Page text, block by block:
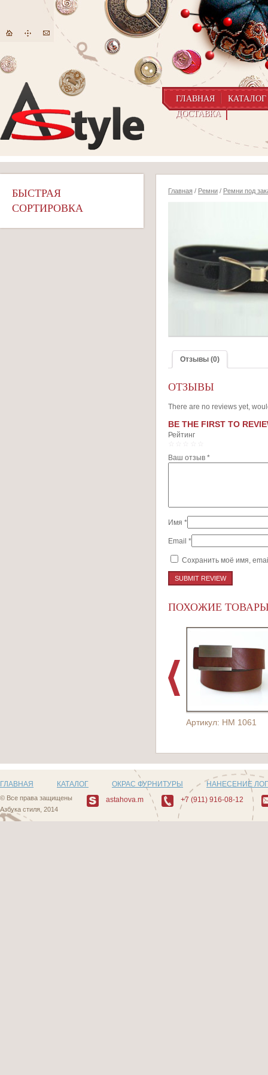
ГЛАВНАЯ
КАТАЛОГ
ДОСТАВКА
БЫСТРАЯ
СОРТИРОВКА
Главная / Ремни / Ремни под
Отзывы (0)
ОТЗЫВЫ
There are no reviews yet,
BE THE FIRST TO
Рейтинг
Ваш отзыв *
Имя *
Email *
Сохранить моё имя,
ПОХОЖИЕ
Артикул: HM 1061
ГЛАВНАЯ КАТАЛОГ ОКРАС ФУРНИТУРЫ НАНЕСЕНИЕ
© Все права защищены
Азбука стиля, 2014
astahova.m +7 (911) 916-08-12